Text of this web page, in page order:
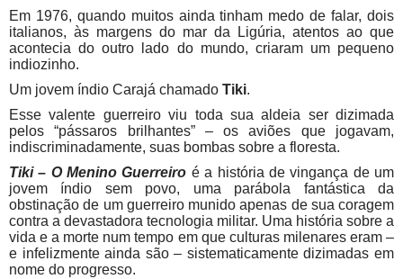
Em 1976, quando muitos ainda tinham medo de falar, dois
italianos, às margens do mar da Ligúria, atentos ao que
acontecia do outro lado do mundo, criaram um pequeno
indiozinho.
Um jovem índio Carajá chamado Tiki.
Esse valente guerreiro viu toda sua aldeia ser dizimada
pelos “pássaros brilhantes” – os aviões que jogavam,
indiscriminadamente, suas bombas sobre a floresta.
Tiki – O Menino Guerreiro é a história de vingança de um
jovem índio sem povo, uma parábola fantástica da
obstinação de um guerreiro munido apenas de sua coragem
contra a devastadora tecnologia militar. Uma história sobre a
vida e a morte num tempo em que culturas milenares eram –
e infelizmente ainda são – sistematicamente dizimadas em
nome do progresso.